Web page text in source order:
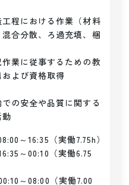
工程における作業（材料
合分散、ろ過充填、梱
作業に従事するための教
および資格取得
での安全や品質に関する
～16:35（実働7.75h）
～00:10（実働6.75
～08:00（実働7.00